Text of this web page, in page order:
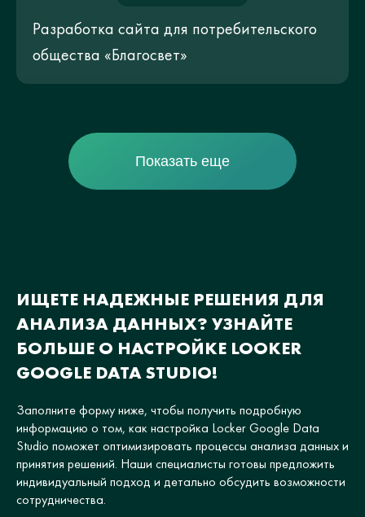
Разработка сайта для потребительского
общества «Благосвет»
Показать еще
ИЩЕТЕ НАДЕЖНЫЕ РЕШЕНИЯ ДЛЯ
АНАЛИЗА ДАННЫХ? УЗНАЙТЕ
БОЛЬШЕ О НАСТРОЙКЕ LOOKER
GOOGLE DATA STUDIO!
Заполните форму ниже, чтобы получить подробную
информацию о том, как настройка Locker Google Data
Studio поможет оптимизировать процессы анализа данных и
принятия решений. Наши специалисты готовы предложить
индивидуальный подход и детально обсудить возможности
сотрудничества.